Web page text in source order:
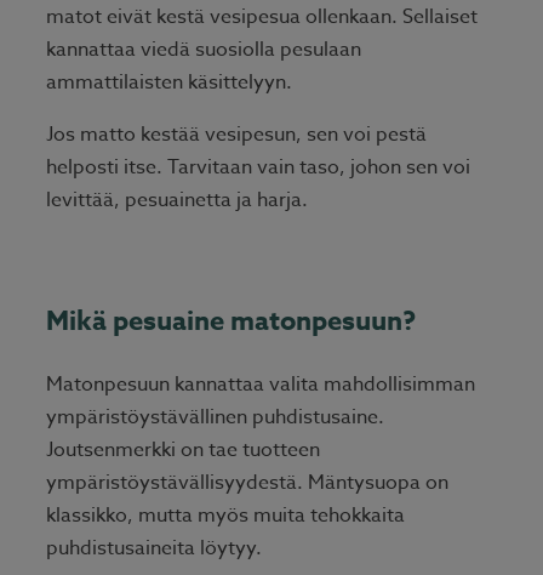
matot eivät kestä vesipesua ollenkaan. Sellaiset
kannattaa viedä suosiolla pesulaan
ammattilaisten käsittelyyn.
Jos matto kestää vesipesun, sen voi pestä
helposti itse. Tarvitaan vain taso, johon sen voi
levittää, pesuainetta ja harja.
Mikä pesuaine matonpesuun?
Matonpesuun kannattaa valita mahdollisimman
ympäristöystävällinen puhdistusaine.
Joutsenmerkki on tae tuotteen
ympäristöystävällisyydestä. Mäntysuopa on
klassikko, mutta myös muita tehokkaita
puhdistusaineita löytyy.